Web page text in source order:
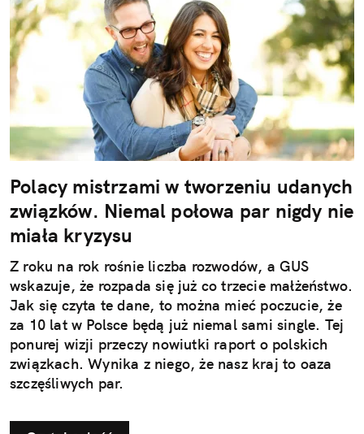
Polacy mistrzami w tworzeniu udanych
związków. Niemal połowa par nigdy nie
miała kryzysu
Z roku na rok rośnie liczba rozwodów, a GUS
wskazuje, że rozpada się już co trzecie małżeństwo.
Jak się czyta te dane, to można mieć poczucie, że
za 10 lat w Polsce będą już niemal sami single. Tej
ponurej wizji przeczy nowiutki raport o polskich
związkach. Wynika z niego, że nasz kraj to oaza
szczęśliwych par.